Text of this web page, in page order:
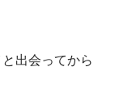
出会ってから